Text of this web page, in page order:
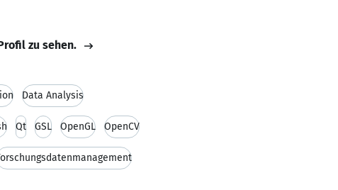
zu sehen.
Data Analysis
Qt GSL OpenGL OpenCV